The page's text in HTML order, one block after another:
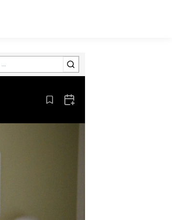
Aus den Lesezeichen entfernen
Zum Kalender hinzufügen